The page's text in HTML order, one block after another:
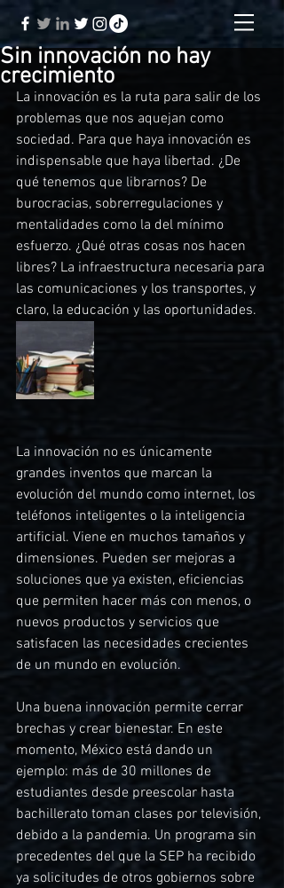
Sin innovación no hay
crecimiento
La innovación es la ruta para salir de los
problemas que nos aquejan como
sociedad. Para que haya innovación es
indispensable que haya libertad. ¿De
qué tenemos que librarnos? De
burocracias, sobrerregulaciones y
mentalidades como la del mínimo
esfuerzo. ¿Qué otras cosas nos hacen
libres? La infraestructura necesaria para
las comunicaciones y los transportes, y
claro, la educación y las oportunidades.
La innovación no es únicamente
grandes inventos que marcan la
evolución del mundo como internet, los
teléfonos inteligentes o la inteligencia
artificial. Viene en muchos tamaños y
dimensiones. Pueden ser mejoras a
soluciones que ya existen, eficiencias
que permiten hacer más con menos, o
nuevos productos y servicios que
satisfacen las necesidades crecientes
de un mundo en evolución.
Una buena innovación permite cerrar
brechas y crear bienestar. En este
momento, México está dando un
ejemplo: más de 30 millones de
estudiantes desde preescolar hasta
bachillerato toman clases por televisión,
debido a la pandemia. Un programa sin
precedentes del que la SEP ha recibido
ya solicitudes de otros gobiernos sobre